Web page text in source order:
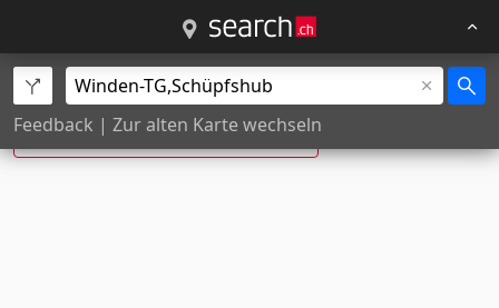
Feedback | Zur alten Karte wechseln
Schüpfshub, Winden ist neu:
Schübshub, Winden